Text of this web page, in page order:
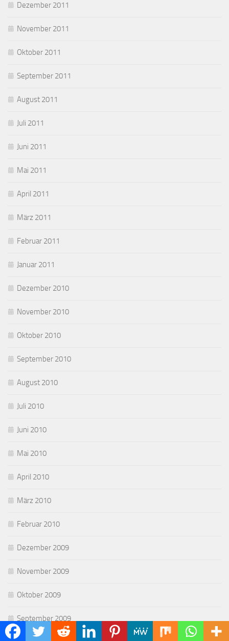
Dezember 2011
November 2011
Oktober 2011
September 2011
August 2011
Juli 2011
Juni 2011
Mai 2011
April 2011
März 2011
Februar 2011
Januar 2011
Dezember 2010
November 2010
Oktober 2010
September 2010
August 2010
Juli 2010
Juni 2010
Mai 2010
April 2010
März 2010
Februar 2010
Dezember 2009
November 2009
Oktober 2009
September 2009